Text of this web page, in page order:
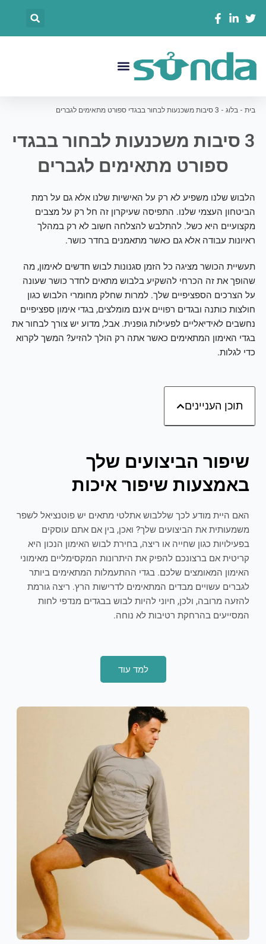
搜
索
菜
בית-בלוג-3 סיבות משכנעות לבחור בבגדי ספורט מתאימים לגברים
3 סיבות משכנעות לבחור בבגדי
ספורט מתאימים לגברים
הלבוש שלנו משפיע לא רק על האישיות שלנו אלא גם על רמת
הביטחון העצמי שלנו. התפיסה שעיקרון זה חל רק על מצבים
מקצועיים היא כשל. להתלבש להצלחה חשוב לא רק במהלך
ראיונות עבודה אלא גם כאשר מתאמנים בחדר כושר.
תעשיית הכושר מציגה כל הזמן סגנונות לבוש חדשים לאימון, מה
שהופך את זה הכרחי להשקיע בלבוש מתאים לחדר כושר שעונה
על הצרכים הספציפיים שלך. למרות שחלק מחומרי הלבוש כגון
חולצות כותנה ובגדים רפויים אינם מומלצים, בגדי אימון ספציפיים
נחשבים לאידיאליים לפעילות גופנית. אבל, מדוע יש צורך לבחור את
בגדי האימון המתאימים כאשר אתה רק הולך להזיע? המשך לקרוא
כדי לגלות.
תוכן העניינים
שיפור הביצועים שלך
באמצעות שיפור איכות
האם היית מודע לכך שללבוש אתלטי מתאים יש פוטנציאל לשפר
משמעותית את הביצועים שלך? ואכן, בין אם אתם עוסקים
בפעילויות כגון שחייה או ריצה, בחירת לבוש האימון הנכון היא
קריטית אם ברצונכם להפיק את היתרונות המקסימליים מאימוני
האימון המאומצים שלכם. בגדי ההתעמלות המתאימים ביותר
לגברים עשויים מבדים המתאימים לדרישות הרץ. ריצה גורמת
להזעה מרובה, ולכן, חיוני להיות לבוש בבגדים מנדפי לחות
המסייעים בהרחקת רטיבות לא נוחה.
למד עוד